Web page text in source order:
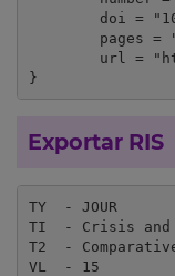
}
Exportar RIS
TY  - JOUR
TI  - Crisis and
T2  -
VL  - 15